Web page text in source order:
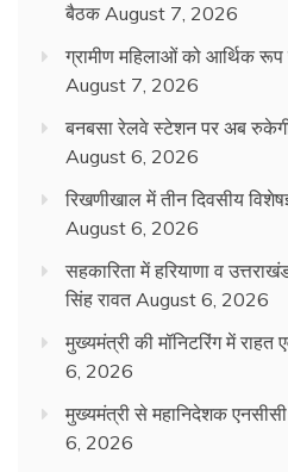
बैठक August 7, 2026
ग्रामीण महिलाओं को आर्थिक
August 7, 2026
बनबसा रेलवे स्टेशन पर अब
August 6, 2026
रिखणीखाल में तीन दिवसीय
August 6, 2026
सहकारिता में हरियाणा व
सिंह रावत August 6, 2026
मुख्यमंत्री की मॉनिटरिंग में राहत
6, 2026
मुख्यमंत्री से महानिदेशक
6, 2026